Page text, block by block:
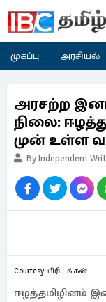
முகப்பு அரசியல்
அரசற்ற
நிலை:
முன் உள்ள
By Independent
Courtesy: பிரியங்கன்
ஈழத்தமிழினம்